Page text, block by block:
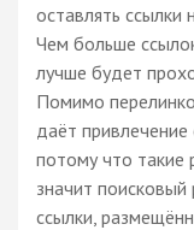
оставлять ссылки
Чем больше
лучше будет
Помимо
даёт
потому что такие
значит
ссылки,